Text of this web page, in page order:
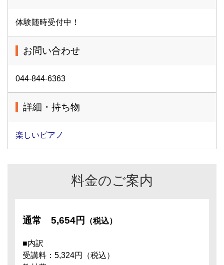
体験随時受付中！
お問い合わせ
044-844-6363
詳細・持ち物
楽しいピアノ
料金のご案内
通常 5,654円 （税込）
■内訳
受講料：5,324円（税込）